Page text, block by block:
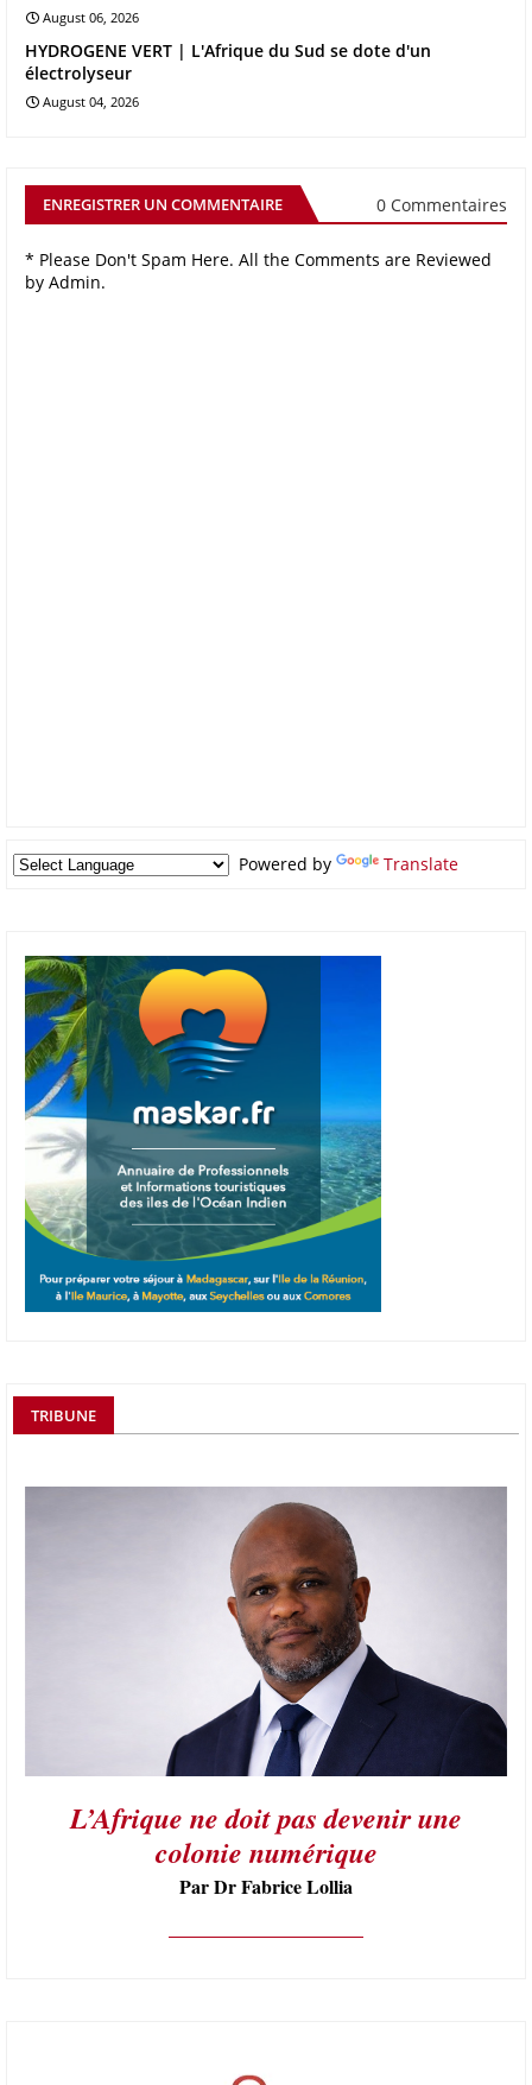
August 06, 2026
HYDROGENE VERT | L'Afrique du Sud se dote d'un
électrolyseur
August 04, 2026
ENREGISTRER UN COMMENTAIRE 0 Commentaires
* Please Don't Spam Here. All the Comments are Reviewed
by Admin.
Powered by Translate
TRIBUNE
L’Afrique ne doit pas devenir une
colonie numérique
Par Dr Fabrice Lollia